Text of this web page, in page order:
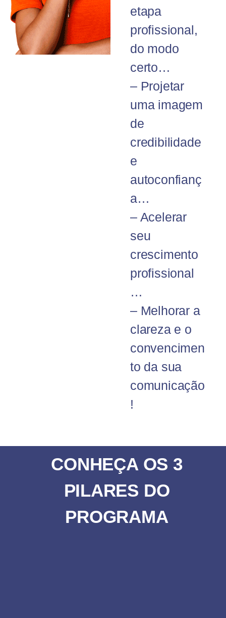
etapa
profissional,
do modo
certo…
– Projetar
uma imagem
de
credibilidade
e
autoconfianç
a…
– Acelerar
seu
crescimento
profissional
…
– Melhorar a
clareza e o
convencimen
to da sua
comunicação
!
CONHEÇA OS 3
PILARES DO
PROGRAMA